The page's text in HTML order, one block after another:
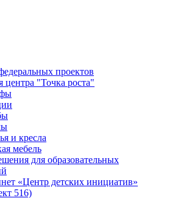
проектов
центра "Точка роста"
и кресла
мебель
для образовательных
«Центр детских инициатив»
516)